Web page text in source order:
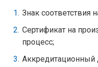
Знак соответствия
Сертификат на
процесс;
Аккредитационный